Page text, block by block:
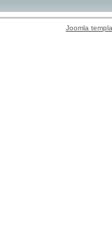
Joomla